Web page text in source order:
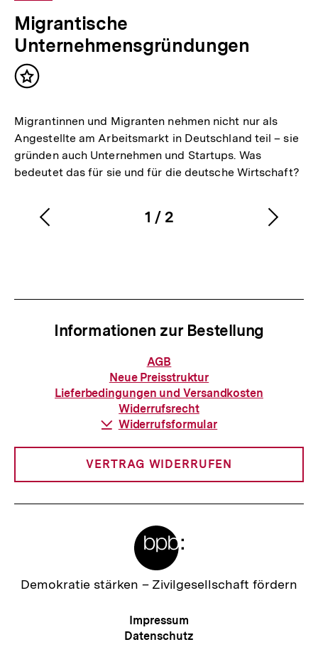
Migrantische
Unternehmensgründungen
Inhalt
Migrantinnen und Migranten nehmen nicht nur als
Angestellte am Arbeitsmarkt in Deutschland teil – sie
gründen auch Unternehmen und Startups. Was
bedeutet das für sie und für die deutsche Wirtschaft?
Karussellinhalt
1
von
/ 2
Vorherigen
Informationen zur Bestellung
Informationen
zur
Bestellung
AGB
Neue Preisstruktur
Lieferbedingungen und Versandkosten
Widerrufsrecht
Download-
Widerrufsformular
VERTRAG WIDERRUFEN
Zur
Demokratie stärken – Zivilgesellschaft fördern
Meta-
Navigation
Impressum
Datenschutz